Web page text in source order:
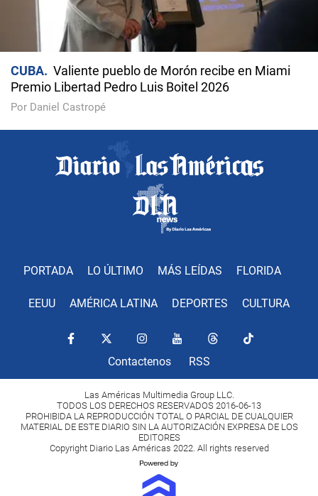
CUBA
Valiente pueblo de Morón recibe en Miami
Premio Libertad Pedro Luis Boitel 2026
Por Daniel Castropé
PORTADA LO ÚLTIMO MÁS LEÍDAS FLORIDA
EEUU AMÉRICA LATINA DEPORTES CULTURA
Contactenos RSS
Las Américas Multimedia Group LLC.
TODOS LOS DERECHOS RESERVADOS 2016-06-13
PROHIBIDA LA REPRODUCCIÓN TOTAL O PARCIAL DE CUALQUIER
MATERIAL DE ESTE DIARIO SIN LA AUTORIZACIÓN EXPRESA DE LOS
EDITORES
Copyright Diario Las Américas 2022. All rights reserved